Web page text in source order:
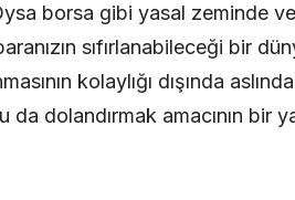
borsa gibi yasal zeminde
sıfırlanabileceği bir
kolaylığı dışında
dolandırmak amacının bir